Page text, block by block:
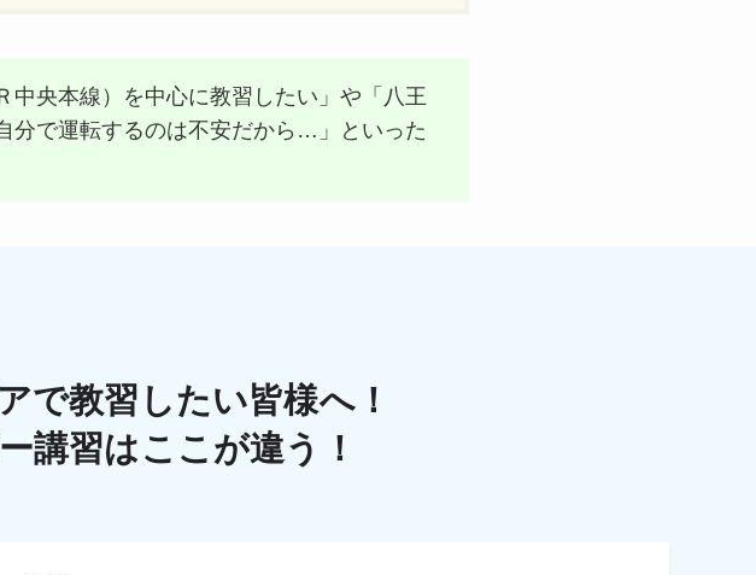
央本線）を中心に教習したい」や「八王
分で運転するのは不安だから…」といった
で教習したい皆様へ！
講習はここが違う！